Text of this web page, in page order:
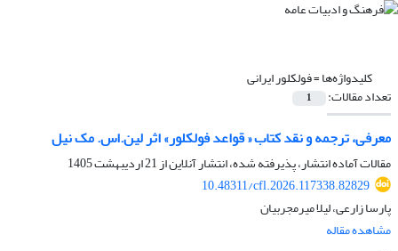
کلیدواژه‌ها =فولکلور ایرانی
تعداد مقالات: 1
معرفی، ترجمه و نقد کتاب « قواعد فولکلور» اثر لین.اس. مک نیل
مقالات آماده انتشار، پذیرفته شده، انتشار آنلاین از21 اردیبهشت 1405
10.48311/cfl.2026.117338.82829
پارسا زارعی، لیلا میرمجربیان
مشاهده مقاله